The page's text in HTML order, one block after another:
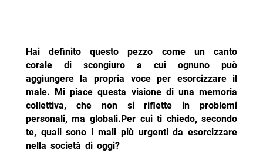
Hai definito questo pezzo come un canto
corale di scongiuro a cui ognuno può
aggiungere la propria voce per esorcizzare il
male. Mi piace questa visione di una memoria
collettiva, che non si riflette in problemi
personali, ma globali.Per cui ti chiedo, secondo
te, quali sono i mali più urgenti da esorcizzare
nella società di oggi?